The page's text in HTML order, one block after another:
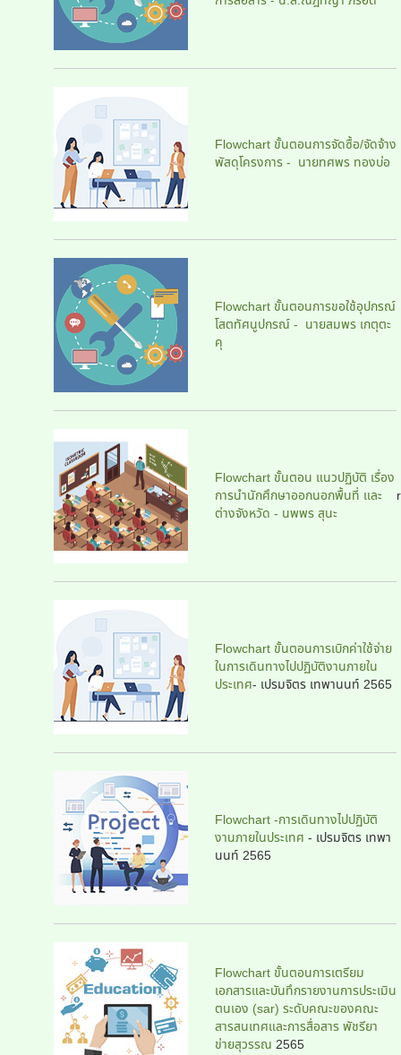
Flowchart ขั้นตอนการจัดซื้อ/จัดจ้าง
พัสดุโครงการ - นายทศพร ทองบ่อ
Flowchart ขั้นตอนการขอใช้อุปกรณ์
โสตทัศนูปกรณ์ - นายสมพร เกตุตะ
คุ
Flowchart ขั้นตอน แนวปฏิบัติ เรื่อง
การนำนักศึกษาออกนอกพื้นที่ และ
ต่างจังหวัด - นพพร สุนะ
r
Flowchart ขั้นตอนการเบิกค่าใช้จ่าย
ในการเดินทางไปปฏิบัติงานภายใน
ประเทศ- เปรมจิตร เทพานนท์ 2565
Flowchart -การเดินทางไปปฏิบัติ
งานภายในประเทศ - เปรมจิตร เทพา
นนท์ 2565
Flowchart ขั้นตอนการเตรียม
เอกสารและบันทึกรายงานการประเมิน
ตนเอง (sar) ระดับคณะของคณะ
สารสนเทศและการสื่อสาร พัชรียา
ข่ายสุวรรณ 2565